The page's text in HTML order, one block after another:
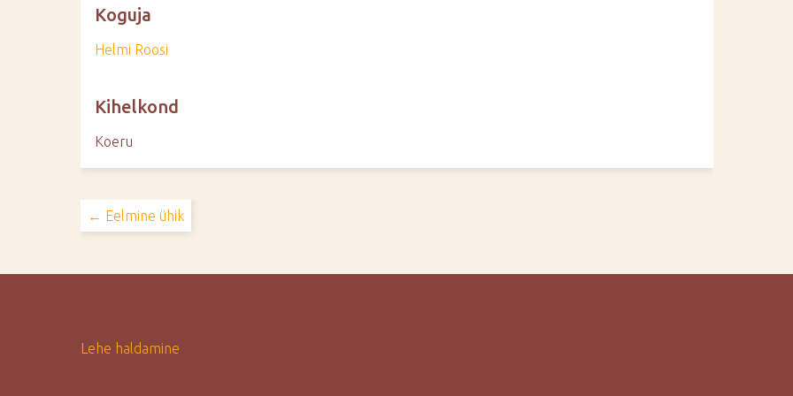
Koguja
Helmi Roosi
Kihelkond
Koeru
← Eelmine ühik
Lehe haldamine